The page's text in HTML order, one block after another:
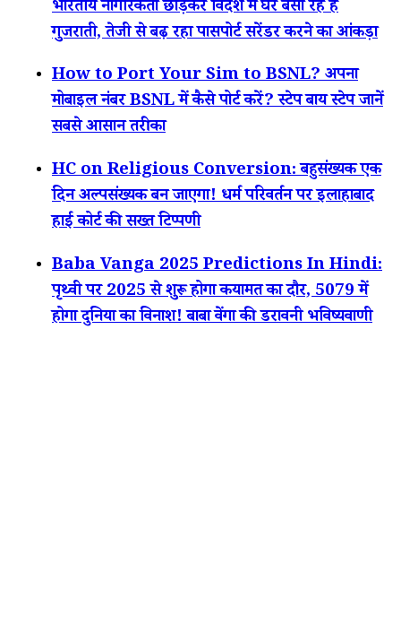
भारतीय नागरिकता छोड़कर विदेश में घर बसा रहे हैं
गुजराती, तेजी से बढ़ रहा पासपोर्ट सरेंडर करने का आंकड़ा
How to Port Your Sim to BSNL? अपना
मोबाइल नंबर BSNL में कैसे पोर्ट करें? स्टेप बाय स्टेप जानें
सबसे आसान तरीका
HC on Religious Conversion: बहुसंख्यक एक
दिन अल्पसंख्यक बन जाएगा! धर्म परिवर्तन पर इलाहाबाद
हाई कोर्ट की सख्त टिप्पणी
Baba Vanga 2025 Predictions In Hindi:
पृथ्वी पर 2025 से शुरू होगा कयामत का दौर, 5079 में
होगा दुनिया का विनाश! बाबा वेंगा की डरावनी भविष्यवाणी